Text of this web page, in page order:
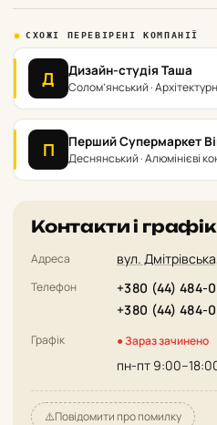
СХОЖІ ПЕРЕВІРЕНІ КОМПАНІЇ
Д Дизайн-студія Таша
Солом’янський ·
П Перший Супермаркет
Деснянський · Алюмінієві
Контакти і графік
Адреса вул.
Телефон +380 (44) 484-0-
+380 (44) 484-0-
Графік ● Зараз зачинено
пн-пт
⚠️Повідомити про помилку